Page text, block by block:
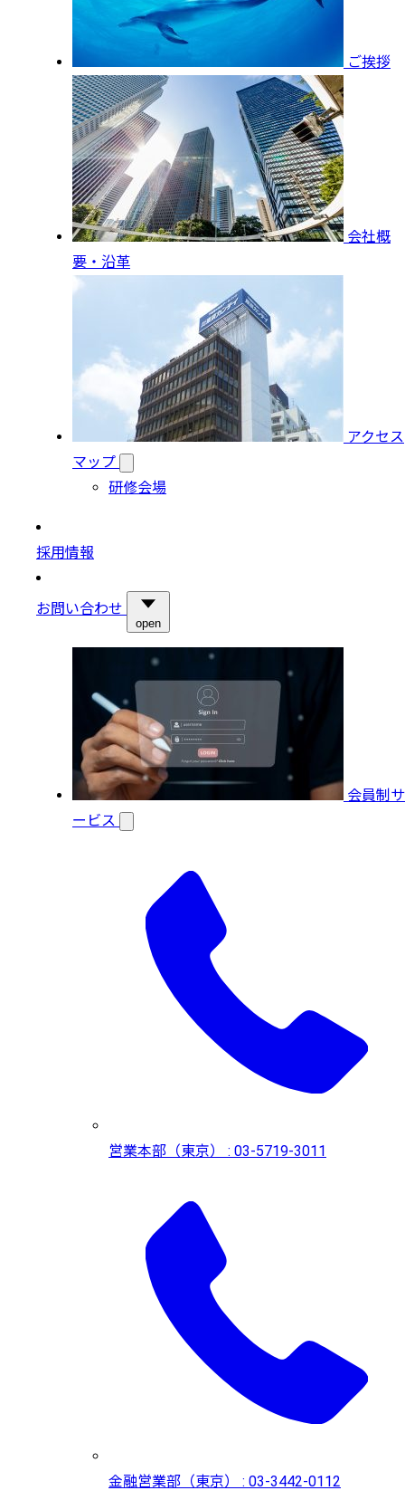
ご挨拶
会社概
要・沿革
アクセス
マップ
研修会場
採用情報
お問い合わせ
open
会員制サ
ービス
営業本部（東京） : 03-5719-3011
金融営業部（東京） : 03-3442-0112